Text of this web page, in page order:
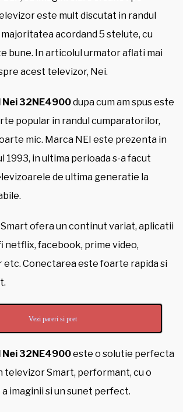
este mult discutat in randul
acordand 5 stelute, cu
bune. In articolul urmator aflati mai
acest televizor, Nei.
Nei 32NE4900dupa cum am spus este
popular in randul cumparatorilor,
mic. Marca NEI este prezenta in
1993, in ultima perioada s-a facut
de ultima generatie la
ofera un continut variat, aplicatii
netflix, facebook, prime video,
etc. Conectarea este foarte rapida si
Vezi pareri si pret
Nei 32NE4900este o solutie perfecta
televizor Smart, performant, cu o
imaginii si un sunet perfect.